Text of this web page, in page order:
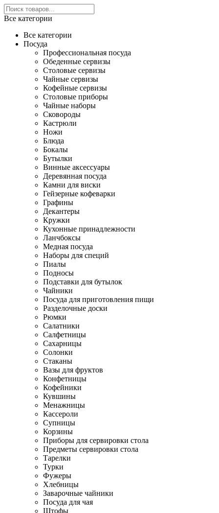
Все категории
Все категории
Посуда
Профессиональная посуда
Обеденные сервизы
Столовые сервизы
Чайные сервизы
Кофейные сервизы
Столовые приборы
Чайные наборы
Сковороды
Кастрюли
Ножи
Блюда
Бокалы
Бутылки
Винные аксессуары
Деревянная посуда
Камни для виски
Гейзерные кофеварки
Графины
Декантеры
Кружки
Кухонные принадлежности
Ланчбоксы
Медная посуда
Наборы для специй
Пиалы
Подносы
Подставки для бутылок
Чайники
Посуда для приготовления пищи
Разделочные доски
Рюмки
Салатники
Салфетницы
Сахарницы
Солонки
Стаканы
Вазы для фруктов
Конфетницы
Кофейники
Кувшины
Менажницы
Кассероли
Супницы
Корзины
Приборы для сервировки стола
Предметы сервировки стола
Тарелки
Турки
Фужеры
Хлебницы
Заварочные чайники
Посуда для чая
Штофы